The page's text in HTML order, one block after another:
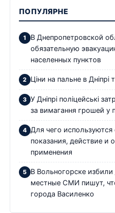
ПОПУЛЯРНЕ
В Днепропетровской
обязательную
населенных пунктов
Ціни на пальне в Дніпрі
У Дніпрі поліцейські
за вимагання грошей у
Для чего
показания, действие и
применения
В Вольногорске
местные СМИ пишут,
города Василенко